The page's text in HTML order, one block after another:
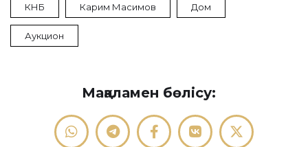
КНБ Карим Масимов Дом
Аукцион
Мақаламен бөлісу: